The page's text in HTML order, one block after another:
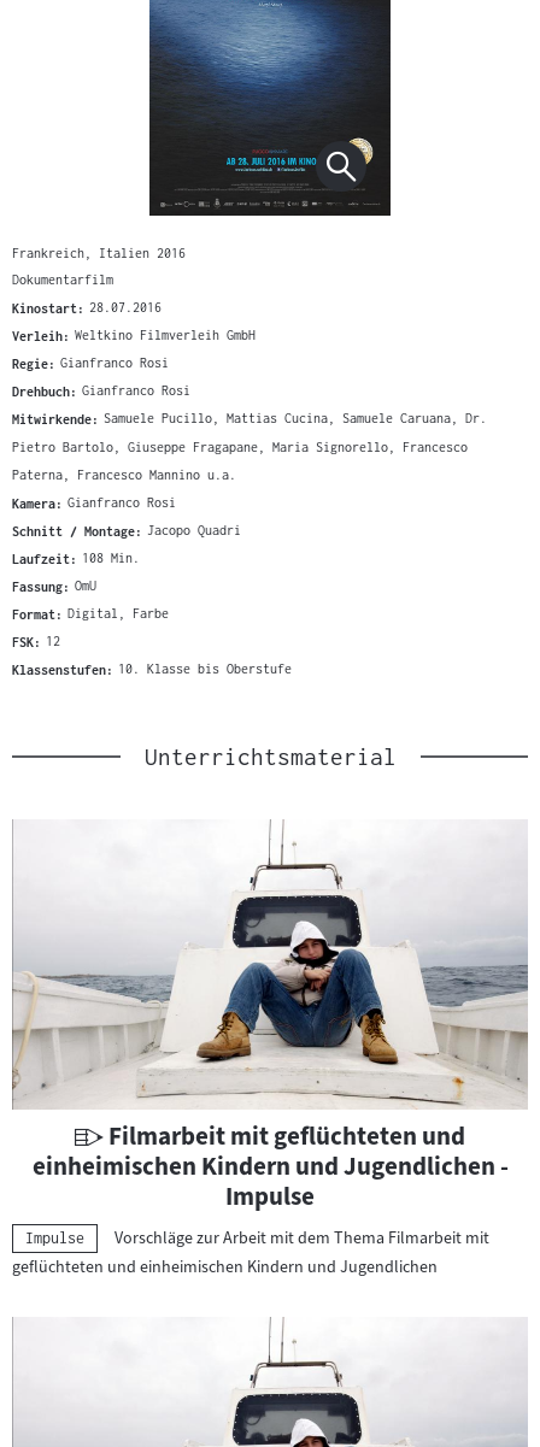
Frankreich, Italien 2016
Dokumentarfilm
Kinostart: 28.07.2016
Verleih: Weltkino Filmverleih GmbH
Regie: Gianfranco Rosi
Drehbuch: Gianfranco Rosi
Mitwirkende: Samuele Pucillo, Mattias Cucina, Samuele Caruana, Dr.
Pietro Bartolo, Giuseppe Fragapane, Maria Signorello, Francesco
Paterna, Francesco Mannino u.a.
Kamera: Gianfranco Rosi
Schnitt / Montage: Jacopo Quadri
Laufzeit: 108 Min.
Fassung: OmU
Format: Digital, Farbe
FSK: 12
Klassenstufen: 10. Klasse bis Oberstufe
Unterrichtsmaterial
U
n
e
r
Filmarbeit mit geflüchteten und
einheimischen Kindern und Jugendlichen -
Impulse
Kategorie:
Impulse
Vorschläge zur Arbeit mit dem Thema Filmarbeit mit
geflüchteten und einheimischen Kindern und Jugendlichen